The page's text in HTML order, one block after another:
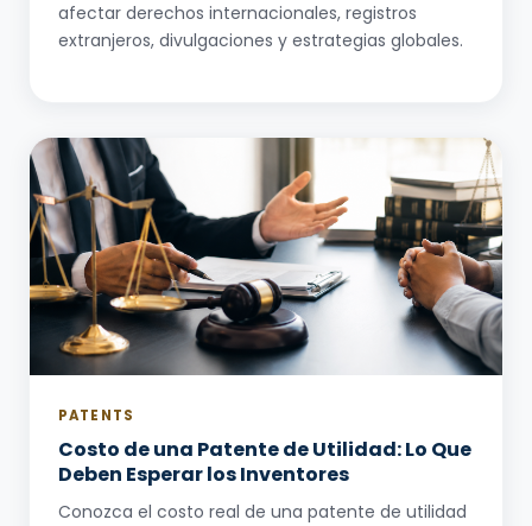
afectar derechos internacionales, registros
extranjeros, divulgaciones y estrategias globales.
PATENTS
Costo de una Patente de Utilidad: Lo Que
Deben Esperar los Inventores
Conozca el costo real de una patente de utilidad